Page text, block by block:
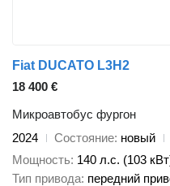
Fiat DUCATO L3H2
18 400 €
Микроавтобус фургон
2024
Состояние новый
Мощность 140 л.с. (103
Тип привода передний